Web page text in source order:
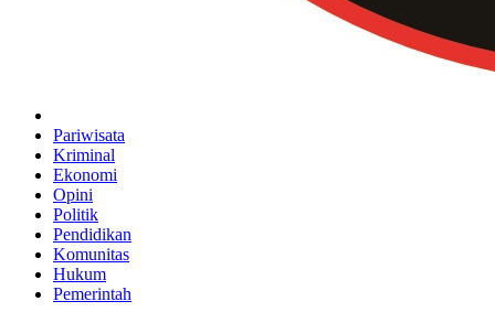
Pariwisata
Kriminal
Ekonomi
Opini
Politik
Pendidikan
Komunitas
Hukum
Pemerintah